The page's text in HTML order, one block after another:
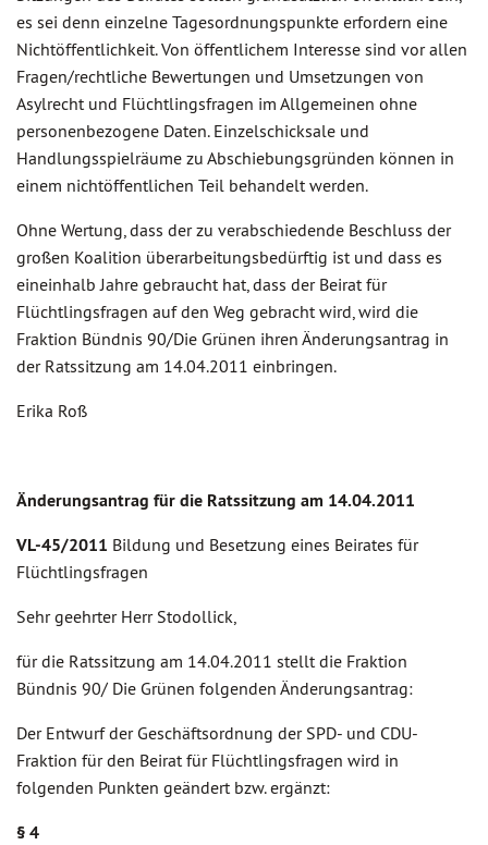
es sei denn einzelne Tagesordnungspunkte erfordern eine
Nichtöffentlichkeit. Von öffentlichem Interesse sind vor allen
Fragen/rechtliche Bewertungen und Umsetzungen von
Asylrecht und Flüchtlingsfragen im Allgemeinen ohne
personenbezogene Daten. Einzelschicksale und
Handlungsspielräume zu Abschiebungsgründen können in
einem nichtöffentlichen Teil behandelt werden.
Ohne Wertung, dass der zu verabschiedende Beschluss der
großen Koalition überarbeitungsbedürftig ist und dass es
eineinhalb Jahre gebraucht hat, dass der Beirat für
Flüchtlingsfragen auf den Weg gebracht wird, wird die
Fraktion Bündnis 90/Die Grünen ihren Änderungsantrag in
der Ratssitzung am 14.04.2011 einbringen.
Erika Roß
Änderungsantrag für die Ratssitzung am 14.04.2011
VL-45/2011 Bildung und Besetzung eines Beirates für
Flüchtlingsfragen
Sehr geehrter Herr Stodollick,
für die Ratssitzung am 14.04.2011 stellt die Fraktion
Bündnis 90/ Die Grünen folgenden Änderungsantrag:
Der Entwurf der Geschäftsordnung der SPD- und CDU-
Fraktion für den Beirat für Flüchtlingsfragen wird in
folgenden Punkten geändert bzw. ergänzt:
§ 4